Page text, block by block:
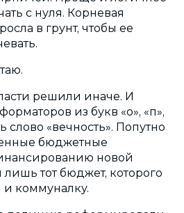
с нуля. Корневая
в грунт, чтобы ее
решили иначе. И
из букв «о», «п»,
слово «вечность». Попутно
бюджетные
новой
тот бюджет, которого
и коммуналку.